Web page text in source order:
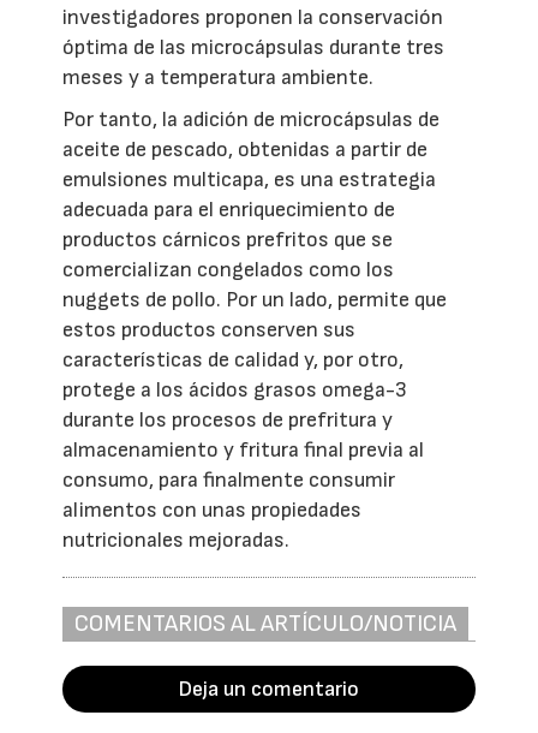
investigadores proponen la conservación
óptima de las microcápsulas durante tres
meses y a temperatura ambiente.
Por tanto, la adición de microcápsulas de
aceite de pescado, obtenidas a partir de
emulsiones multicapa, es una estrategia
adecuada para el enriquecimiento de
productos cárnicos prefritos que se
comercializan congelados como los
nuggets de pollo. Por un lado, permite que
estos productos conserven sus
características de calidad y, por otro,
protege a los ácidos grasos omega-3
durante los procesos de prefritura y
almacenamiento y fritura final previa al
consumo, para finalmente consumir
alimentos con unas propiedades
nutricionales mejoradas.
COMENTARIOS AL ARTÍCULO/NOTICIA
Deja un comentario